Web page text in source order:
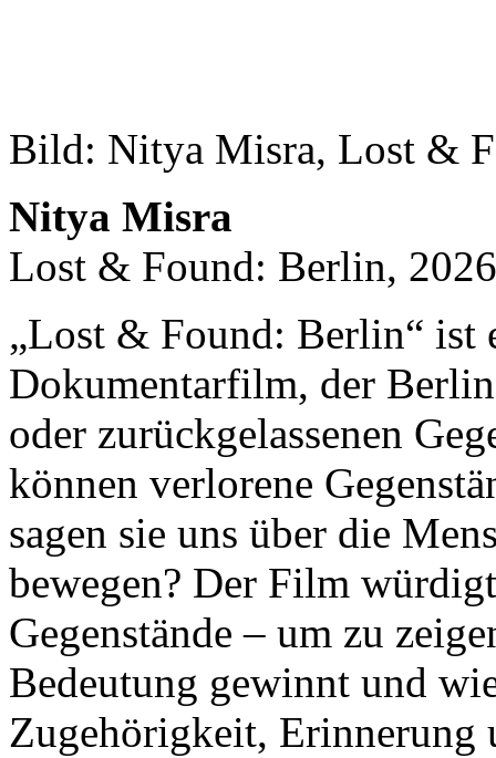
Bild: Nitya Misra, Lost &
Nitya Misra
Lost & Found: Berlin,
„Lost & Found: Berlin“ ist
Dokumentarfilm, der
oder zurückgelassenen
können verlorene
sagen sie uns über die
bewegen? Der Film
Gegenstände – um zu
Bedeutung gewinnt und
Zugehörigkeit, Erinnerung